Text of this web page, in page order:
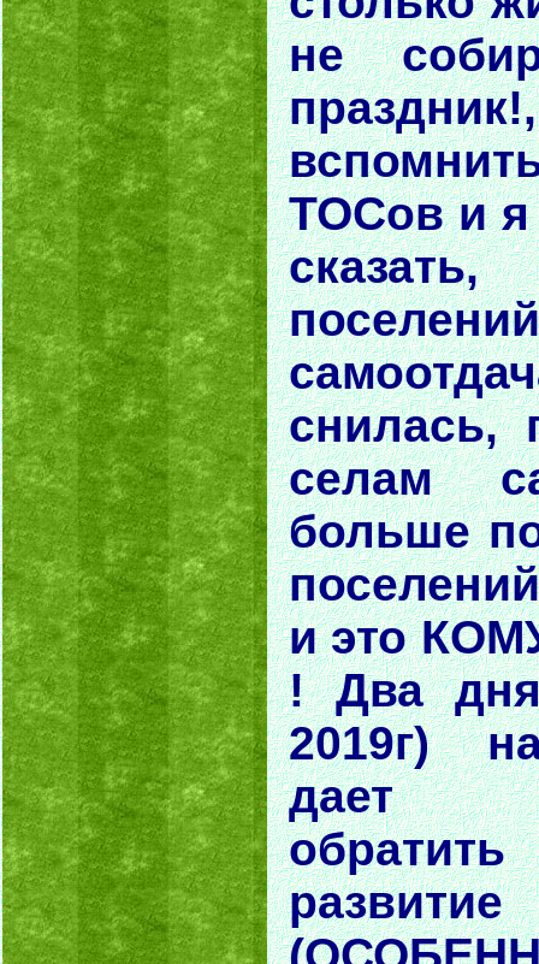
не
ТОСов и я
снилась,
селам
больше
и это
! Два
2019г)
дает